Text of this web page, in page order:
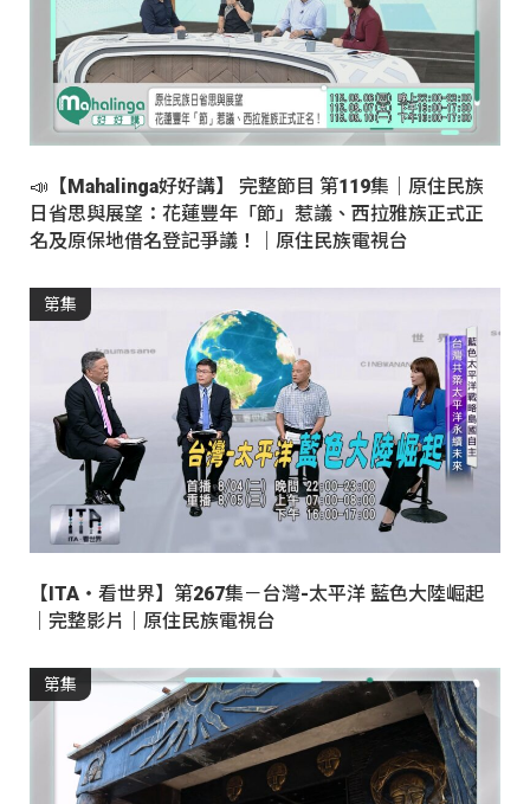
📣【Mahalinga好好講】 完整節目 第119集｜原住民族
日省思與展望：花蓮豐年「節」惹議、西拉雅族正式正
名及原保地借名登記爭議！｜原住民族電視台
第集
【ITA・看世界】第267集－台灣-太平洋 藍色大陸崛起
｜完整影片｜原住民族電視台
第集